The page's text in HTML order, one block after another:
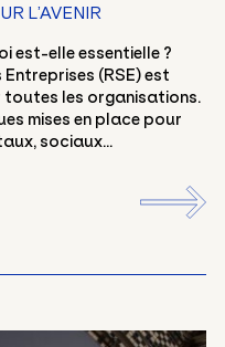
L’AVENIR
est-elle essentielle ?
(RSE) est
toutes les organisations.
mises en place pour
sociaux...